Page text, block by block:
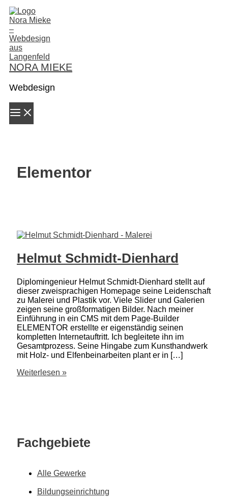
Zum
Inhalt
springen
NORA MIEKE
Webdesign
Elementor
Helmut Schmidt-Dienhard
Diplomingenieur Helmut Schmidt-Dienhard stellt auf
dieser zweisprachigen Homepage seine Leidenschaft
zu Malerei und Plastik vor. Viele Slider und Galerien
zeigen seine großformatigen Bilder. Nach meiner
Einführung in ein CMS mit dem Page-Builder
ELEMENTOR erstellte er eigenständig seinen
kompletten Internetauftritt. Ich begleitete ihn im
Gesamtprozess. Seine Hingabe zum Kunsthandwerk
mit Holz- und Elfenbeinarbeiten plant er in […]
Helmut
Weiterlesen »
Fachgebiete
Alle Gewerke
Bildungs­einrichtung